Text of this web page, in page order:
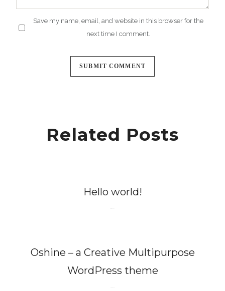
Save my name, email, and website in this browser for the
next time I comment.
Related Posts
Hello world!
Oshine – a Creative Multipurpose
WordPress theme